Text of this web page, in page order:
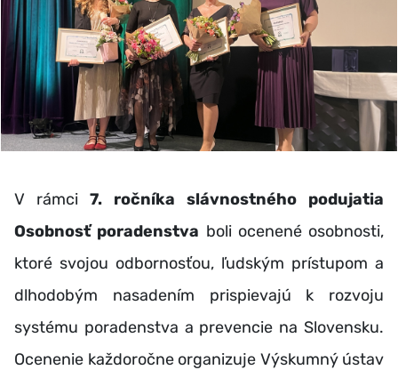
V rámci 7. ročníka slávnostného podujatia
Osobnosť poradenstva boli ocenené osobnosti,
ktoré svojou odbornosťou, ľudským prístupom a
dlhodobým nasadením prispievajú k rozvoju
systému poradenstva a prevencie na Slovensku.
Ocenenie každoročne organizuje Výskumný ústav